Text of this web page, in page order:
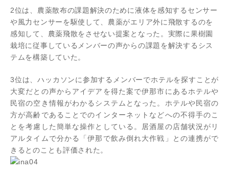
2位は、農薬散布の課題解決のために液体を感知するセンサー
や風力センサーを駆使して、農薬がエリア外に飛散するのを
感知して、農薬飛散をさせない提案となった。実際に果樹園
栽培に従事しているメンバーの声からの課題を解決するシス
テムを構築していた。
3位は、ハッカソンに参加するメンバーでホテルを探すことが
大変だとの声からアイデアを得た案で伊那市にあるホテルや
民宿の空き情報がわかるシステムとなった。ホテルや民宿の
方が高齢であることでのインターネットなどへの不得手のこ
とを考慮した簡単な操作としている。居酒屋の店舗状況がリ
アルタイムで分かる「伊那で飲み倒れ大作戦」との連携がで
きるとのことも評価された。